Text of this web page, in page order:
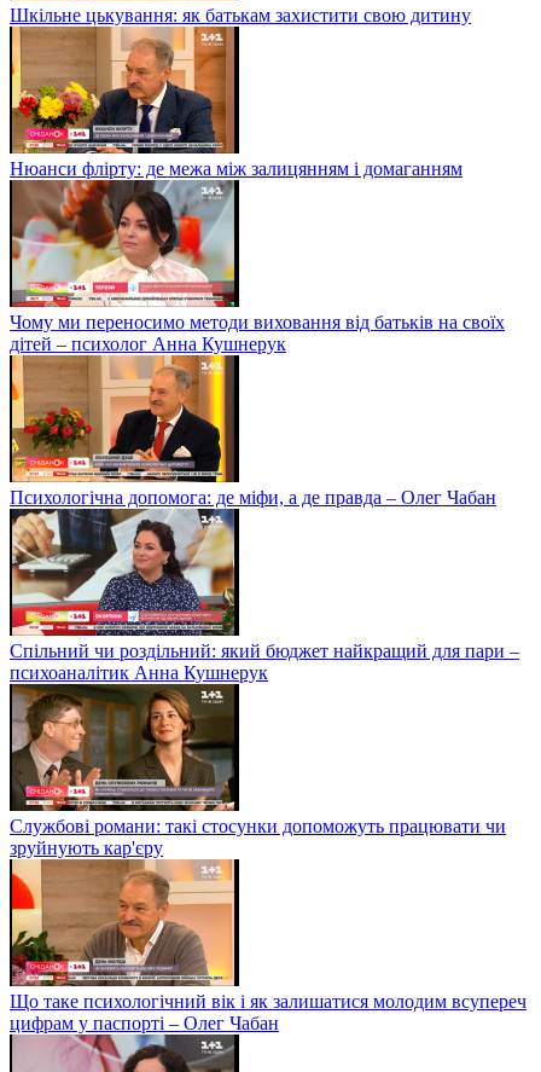
Шкільне цькування: як батькам захистити свою дитину
Нюанси флірту: де межа між залицянням і домаганням
Чому ми переносимо методи виховання від батьків на своїх
дітей – психолог Анна Кушнерук
Психологічна допомога: де міфи, а де правда – Олег Чабан
Спільний чи роздільний: який бюджет найкращий для пари –
психоаналітик Анна Кушнерук
Службові романи: такі стосунки допоможуть працювати чи
зруйнують кар'єру
Що таке психологічний вік і як залишатися молодим всупереч
цифрам у паспорті – Олег Чабан